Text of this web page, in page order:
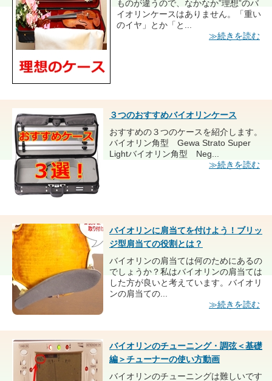
ものが違うので、なかなか”理想”のバ
イオリンケースはありません。「重い
のイヤ」とか「と...
≫続きを読む
３つのおすすめバイオリンケース
おすすめの３つのケースを紹介します。
バイオリン角型 Gewa Strato Super
Lightバイオリン角型 Neg...
≫続きを読む
バイオリンに肩当てを付けよう！ブリッ
ジ型肩当ての役割とは？
バイオリンの肩当ては何のためにあるの
でしょうか？私はバイオリンの肩当ては
した方が良いと考えています。バイオリ
ンの肩当ての...
≫続きを読む
バイオリンのチューニング・調弦＜基礎
編＞チューナーの使い方動画
バイオリンのチューニングは難しいです